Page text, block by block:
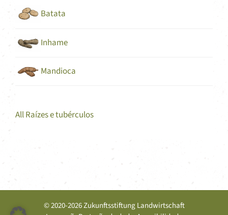
Batata
Inhame
Mandioca
All Raízes e tubérculos
© 2020-2026 Zukunftsstiftung Landwirtschaft